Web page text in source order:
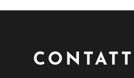
CONTATTI